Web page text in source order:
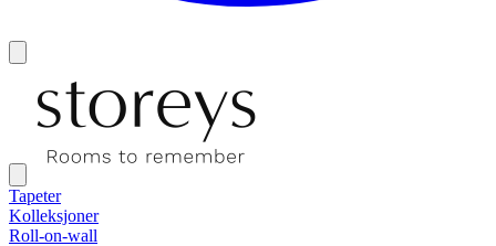
Tapeter
Kolleksjoner
Roll-on-wall